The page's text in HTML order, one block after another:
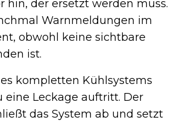
hin, der ersetzt werden muss.
Warnmeldungen im
obwohl keine sichtbare
ist.
kompletten Kühlsystems
eine Leckage auftritt. Der
das System ab und setzt